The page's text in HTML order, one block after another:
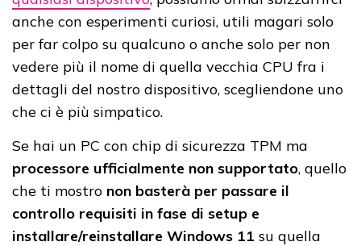
anche con esperimenti curiosi, utili magari solo
per far colpo su qualcuno o anche solo per non
vedere più il nome di quella vecchia CPU fra i
dettagli del nostro dispositivo, scegliendone uno
che ci è più simpatico.
Se hai un PC con chip di sicurezza TPM ma
processore ufficialmente non supportato, quello
che ti mostro non basterà per passare il
controllo requisiti in fase di setup e
installare/reinstallare Windows 11 su quella